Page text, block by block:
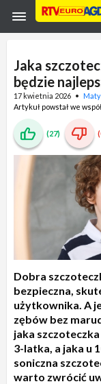
Przejdź do
Przejdź do
Przejdź do kategorii
Przejdź do stopki
OTWÓRZ
MENU
Jaka
będzie
17 kwietnia 2026
Artykuł powstał we
(27)
Dobra
bezpieczna,
użytkownika. A
zębów bez
jaka
3-latka, a jaka u
soniczna
warto zwrócić